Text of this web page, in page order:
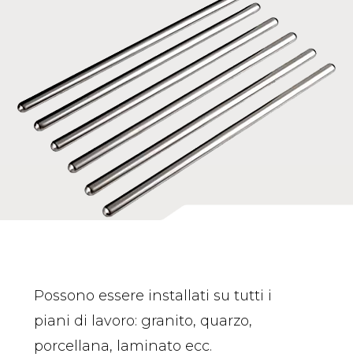
Possono essere installati su tutti i
piani di lavoro: granito, quarzo,
porcellana, laminato ecc.